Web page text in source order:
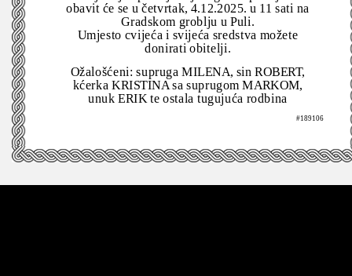
obavit će se u četvrtak, 4.12.2025. u 11 sati na
Gradskom groblju u Puli.
Umjesto cvijeća i svijeća sredstva možete
donirati obitelji.
Ožalošćeni: supruga MILENA, sin ROBERT,
kćerka KRISTINA sa suprugom MARKOM,
unuk ERIK te ostala tugujuća rodbina
#189106